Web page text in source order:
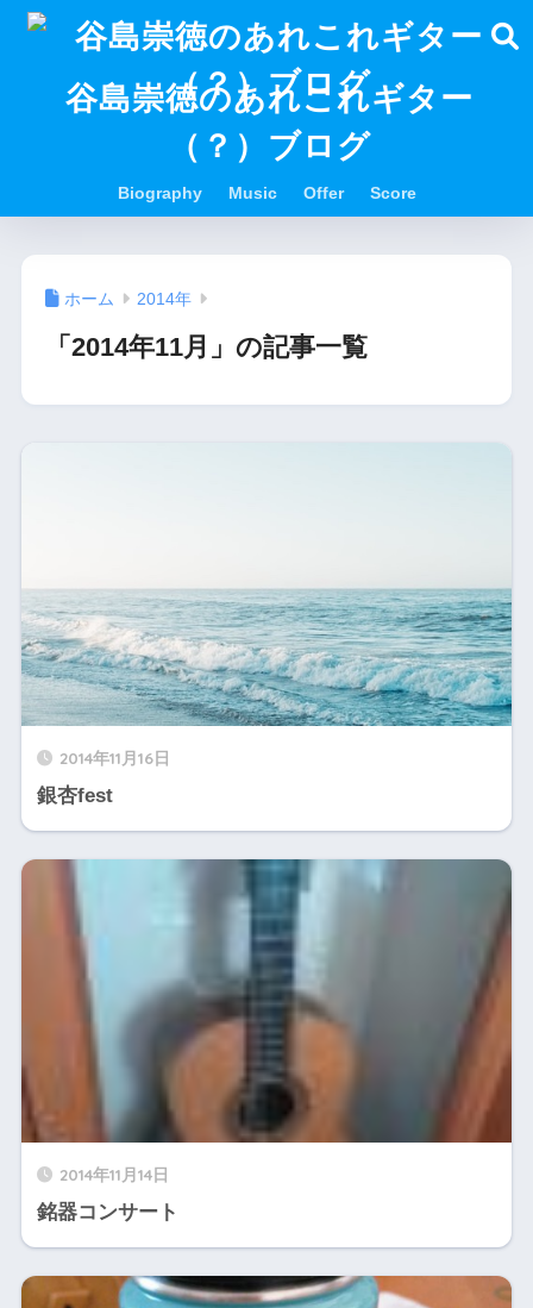
谷島崇徳のあれこれギター
（？）ブログ
Biography Music Offer Score
ホーム 2014年
「2014年11月」の記事一覧
2014年11月16日
銀杏fest
2014年11月14日
銘器コンサート